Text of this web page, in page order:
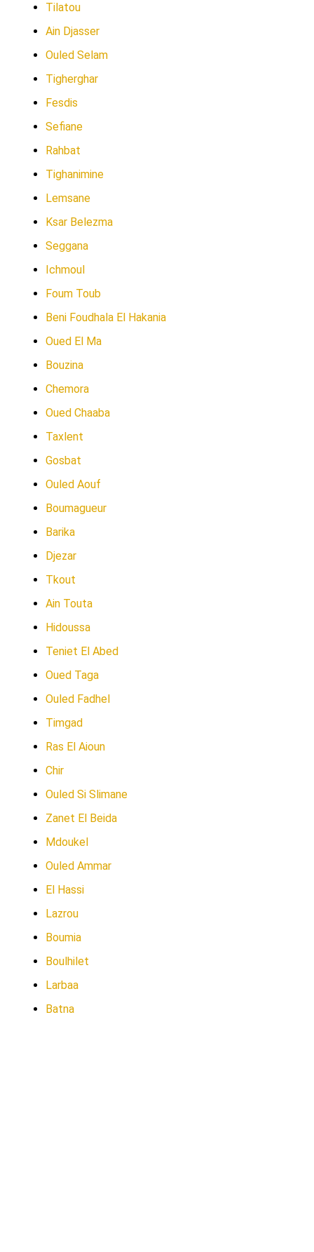
Tilatou
Ain Djasser
Ouled Selam
Tigherghar
Fesdis
Sefiane
Rahbat
Tighanimine
Lemsane
Ksar Belezma
Seggana
Ichmoul
Foum Toub
Beni Foudhala El Hakania
Oued El Ma
Bouzina
Chemora
Oued Chaaba
Taxlent
Gosbat
Ouled Aouf
Boumagueur
Barika
Djezar
Tkout
Ain Touta
Hidoussa
Teniet El Abed
Oued Taga
Ouled Fadhel
Timgad
Ras El Aioun
Chir
Ouled Si Slimane
Zanet El Beida
Mdoukel
Ouled Ammar
El Hassi
Lazrou
Boumia
Boulhilet
Larbaa
Batna